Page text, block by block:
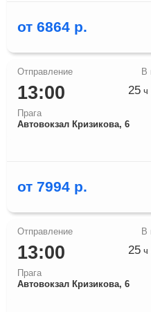
от 6864 р.
13:00
Прага
Автовокзал Кризикова, 6
25ч
от 7994 р.
13:00
Прага
Автовокзал Кризикова, 6
25ч